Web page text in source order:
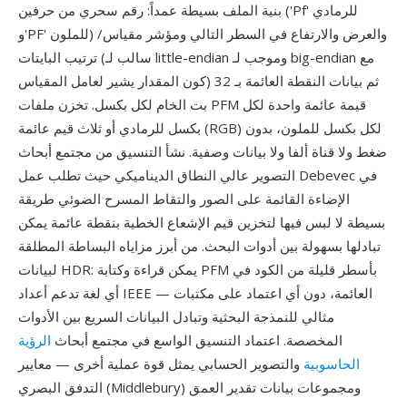
بنية الملف بسيطة عمداً: رقم سحري من حرفين ('Pf' للرمادي
و'PF' للملون) والعرض والارتفاع في السطر التالي ومؤشر مقياس/
ترتيب البايتات (سالب لـ little-endian وموجب لـ big-endian مع
كون المقدار يشير لعامل المقياس) ثم بيانات النقطة العائمة بـ 32
بت الخام لكل بكسل. تخزن ملفات PFM قيمة عائمة واحدة لكل
بكسل للرمادي أو ثلاث قيم عائمة (RGB) لكل بكسل للملون، بدون
ضغط ولا قناة ألفا ولا بيانات وصفية. نشأ التنسيق من مجتمع أبحاث
التصوير عالي النطاق الديناميكي حيث تطلب عمل Debevec في
الإضاءة القائمة على الصور والتقاط المسرح الضوئي طريقة
بسيطة لا لبس فيها لتخزين قيم الإشعاع الخطية بنقطة عائمة يمكن
تبادلها بسهولة بين أدوات البحث. من أبرز مزاياه البساطة المطلقة
لبيانات HDR: يمكن قراءة وكتابة PFM بأسطر قليلة من الكود في
أي لغة تدعم أعداد IEEE العائمة، دون أي اعتماد على مكتبات —
مثالي للنمذجة البحثية وتبادل البيانات السريع بين الأدوات
المخصصة. اعتماد التنسيق الواسع في مجتمع أبحاث الرؤية
الحاسوبية والتصوير الحسابي يمثل قوة عملية أخرى — معايير
التدفق البصري (Middlebury) ومجموعات بيانات تقدير العمق